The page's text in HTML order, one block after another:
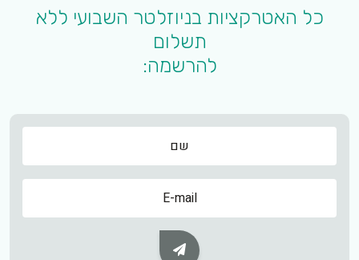
כל האטרקציות בניוזלטר השבועי ללא
תשלום
להרשמה:
שם
שם
Subscribe Button